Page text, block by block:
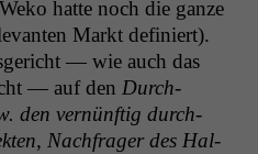
hat­te noch die ganze
Markt definiert).
— wie auch das
— auf den Durch­
den vernün­ftig durch­
Nach­frager des Hal­